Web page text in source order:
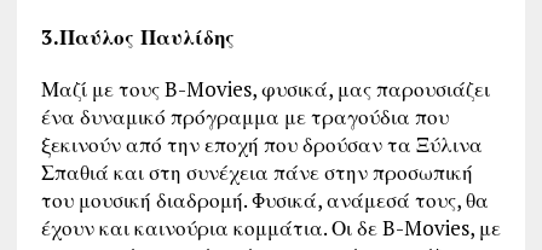
3.Παύλος Παυλίδης
Μαζί με τους B-Movies, φυσικά, μας παρουσιάζει
ένα δυναμικό πρόγραμμα με τραγούδια που
ξεκινούν από την εποχή που δρούσαν τα Ξύλινα
Σπαθιά και στη συνέχεια πάνε στην προσωπική
του μουσική διαδρομή. Φυσικά, ανάμεσά τους, θα
έχουν και καινούρια κομμάτια. Οι δε B-Movies, με